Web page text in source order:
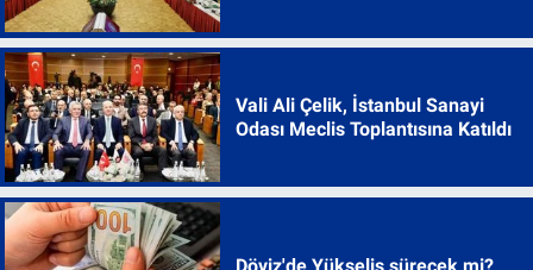
Vali Ali Çelik, İstanbul Sanayi
Odası Meclis Toplantısına Katıldı